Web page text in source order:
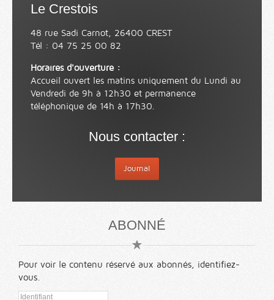
Le Crestois
48 rue Sadi Carnot, 26400 CREST
Tél : 04 75 25 00 82
Horaires d'ouverture :
Accueil ouvert les matins uniquement du Lundi au
Vendredi de 9h à 12h30 et permanence
téléphonique de 14h à 17h30.
Nous contacter :
Journal
ABONNÉ
Pour voir le contenu réservé aux abonnés, identifiez-
vous.